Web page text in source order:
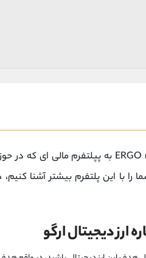
را با این پلتفرم بیشتر آشنا
ارز دیجیتال ارگو